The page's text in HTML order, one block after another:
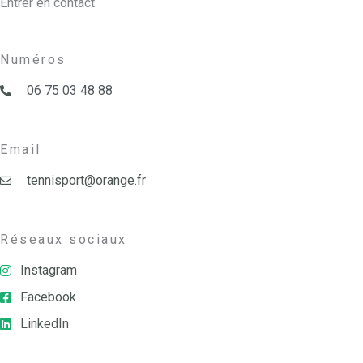
Numéros
06 75 03 48 88
Email
tennisport@orange.fr
Réseaux sociaux
Instagram
Facebook
LinkedIn